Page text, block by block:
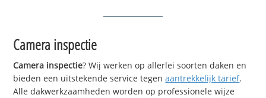
Camera inspectie
Camera inspectie? Wij werken op allerlei soorten daken en
bieden een uitstekende service tegenaantrekkelijk tarief.
Alle dakwerkzaamheden worden op professionele wijze